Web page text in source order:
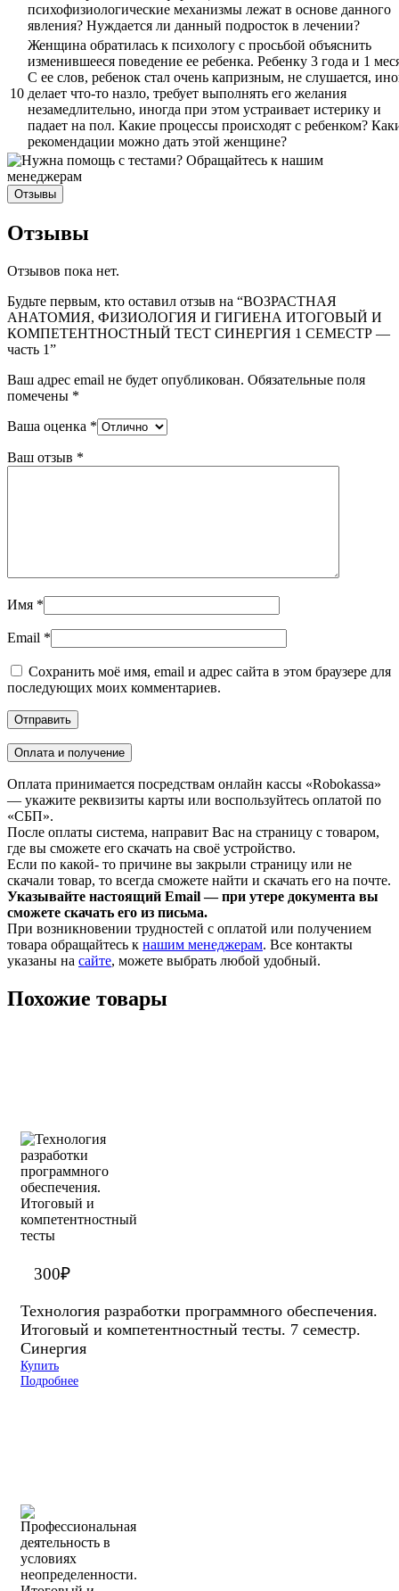
психофизиологические механизмы лежат в основе данного
явления? Нуждается ли данный подросток в лечении?
10
Женщина обратилась к психологу с просьбой объяснить
изменившееся поведение ее ребенка. Ребенку 3 года и 1
С ее слов, ребенок стал очень капризным, не слушается,
делает что-то назло, требует выполнять его желания
незамедлительно, иногда при этом устраивает истерику и
падает на пол. Какие процессы происходят с ребенком?
рекомендации можно дать этой женщине?
Отзывы
Отзывы
Отзывов пока нет.
Будьте первым, кто оставил отзыв на “ВОЗРАСТНАЯ
АНАТОМИЯ, ФИЗИОЛОГИЯ И ГИГИЕНА ИТОГОВЫЙ И
КОМПЕТЕНТНОСТНЫЙ ТЕСТ СИНЕРГИЯ 1 СЕМЕСТР —
часть 1”
Ваш адрес email не будет опубликован. Обязательные поля
помечены *
Ваша оценка *
Ваш отзыв *
Имя *
Email *
Сохранить моё имя, email и адрес сайта в этом браузере для
последующих моих комментариев.
Оплата и получение
Оплата принимается посредствам онлайн кассы «Robokassa»
— укажите реквизиты карты или воспользуйтесь оплатой по
«СБП».
После оплаты система, направит Вас на страницу с товаром,
где вы сможете его скачать на своё устройство.
Если по какой- то причине вы закрыли страницу или не
скачали товар, то всегда сможете найти и скачать его на почте.
Указывайте настоящий Email — при утере документа вы
сможете скачать его из письма.
При возникновении трудностей с оплатой или получением
товара обращайтесь к нашим менеджерам. Все контакты
указаны на сайте, можете выбрать любой удобный.
Похожие товары
300₽
Технология разработки программного обеспечения.
Итоговый и компетентностный тесты. 7 семестр.
Синергия
Купить
Подробнее